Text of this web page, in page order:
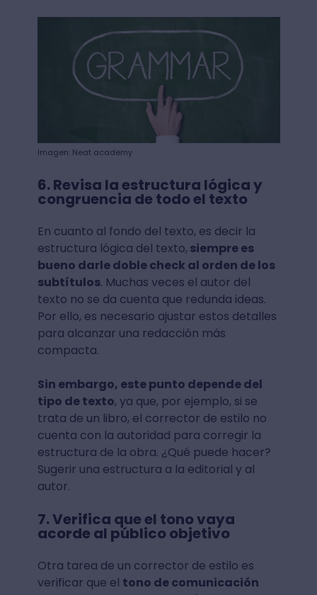
Imagen: Neat academy
6. Revisa la estructura lógica y
congruencia de todo el texto
En cuanto al fondo del texto, es decir la
estructura lógica del texto, siempre es
bueno darle doble check al orden de los
subtítulos. Muchas veces el autor del
texto no se da cuenta que redunda ideas.
Por ello, es necesario ajustar estos detalles
para alcanzar una redacción más
compacta.
Sin embargo, este punto depende del
tipo de texto, ya que, por ejemplo, si se
trata de un libro, el corrector de estilo no
cuenta con la autoridad para corregir la
estructura de la obra. ¿Qué puede hacer?
Sugerir una estructura a la editorial y al
autor.
7. Verifica que el tono vaya
acorde al público objetivo
Otra tarea de un corrector de estilo es
verificar que el tono de comunicación